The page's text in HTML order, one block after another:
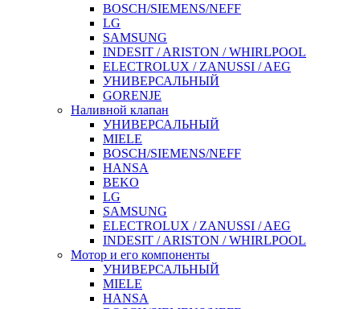
BOSCH/SIEMENS/NEFF
LG
SAMSUNG
INDESIT / ARISTON / WHIRLPOOL
ELECTROLUX / ZANUSSI / AEG
УНИВЕРСАЛЬНЫЙ
GORENJE
Наливной клапан
УНИВЕРСАЛЬНЫЙ
MIELE
BOSCH/SIEMENS/NEFF
HANSA
BEKO
LG
SAMSUNG
ELECTROLUX / ZANUSSI / AEG
INDESIT / ARISTON / WHIRLPOOL
Мотор и его компоненты
УНИВЕРСАЛЬНЫЙ
MIELE
HANSA